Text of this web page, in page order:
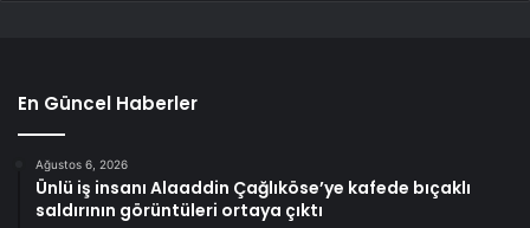
En Güncel Haberler
Ağustos 6, 2026
Ünlü iş insanı Alaaddin Çağlıköse’ye kafede bıçaklı
saldırının görüntüleri ortaya çıktı